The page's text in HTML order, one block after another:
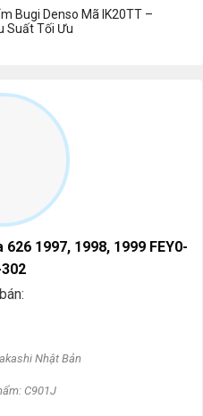
Bugi Denso Mã IK20TT –
Suất Tối Ưu
1997, 1998, 1999 FEY0-
Nhật Bản
C901J